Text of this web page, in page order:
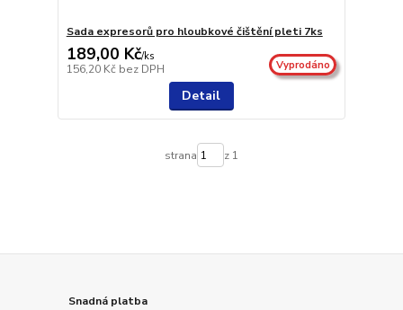
Sada expresorů pro hloubkové čištění pleti 7ks
189,00 Kč/ks
156,20 Kč bez DPH Vyprodáno
Detail
strana z 1
Snadná platba